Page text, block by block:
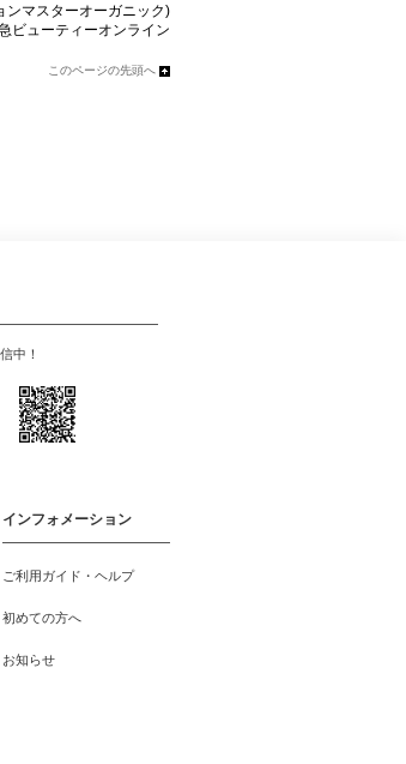
ンマスターオーガニック)
ビューティーオンライン
このページの先頭へ
中！
インフォメーション
ご利用ガイド・ヘルプ
初めての方へ
お知らせ